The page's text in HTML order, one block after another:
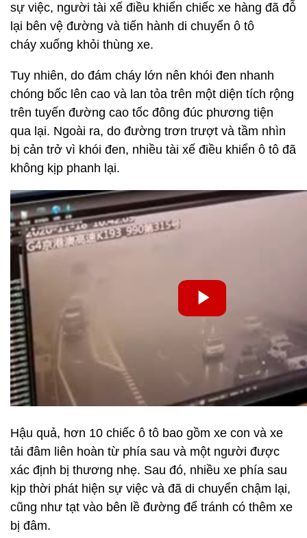
sự việc, người tài xế điều khiển chiếc xe hàng đã đỗ
lại bên vệ đường và tiến hành di chuyển ô tô
cháy xuống khỏi thùng xe.
Tuy nhiên, do đám cháy lớn nên khói đen nhanh
chóng bốc lên cao và lan tỏa trên một diện tích rộng
trên tuyến đường cao tốc đông đúc phương tiện
qua lại. Ngoài ra, do đường trơn trượt và tầm nhìn
bị cản trở vì khói đen, nhiều tài xế điều khiển ô tô đã
không kịp phanh lại.
Hậu quả, hơn 10 chiếc ô tô bao gồm xe con và xe
tải đâm liên hoàn từ phía sau và một người được
xác định bị thương nhẹ. Sau đó, nhiều xe phía sau
kịp thời phát hiện sự việc và đã di chuyển chậm lại,
cũng như tạt vào bên lề đường để tránh có thêm xe
bị đâm.